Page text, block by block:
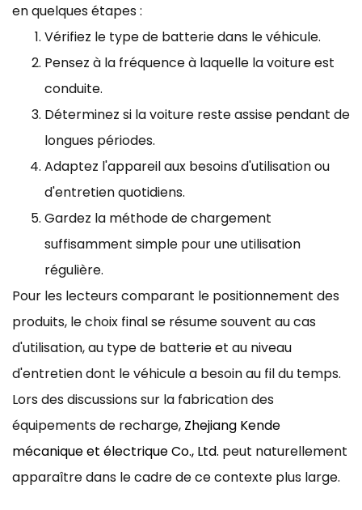
en quelques étapes :
Vérifiez le type de batterie dans le véhicule.
Pensez à la fréquence à laquelle la voiture est
conduite.
Déterminez si la voiture reste assise pendant de
longues périodes.
Adaptez l'appareil aux besoins d'utilisation ou
d'entretien quotidiens.
Gardez la méthode de chargement
suffisamment simple pour une utilisation
régulière.
Pour les lecteurs comparant le positionnement des
produits, le choix final se résume souvent au cas
d'utilisation, au type de batterie et au niveau
d'entretien dont le véhicule a besoin au fil du temps.
Lors des discussions sur la fabrication des
équipements de recharge, Zhejiang Kende
mécanique et électrique Co., Ltd. peut naturellement
apparaître dans le cadre de ce contexte plus large.